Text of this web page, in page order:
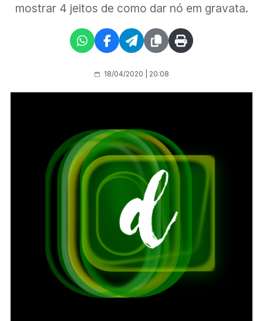
mostrar 4 jeitos de como dar nó em gravata.
18/04/2020 | 20:08